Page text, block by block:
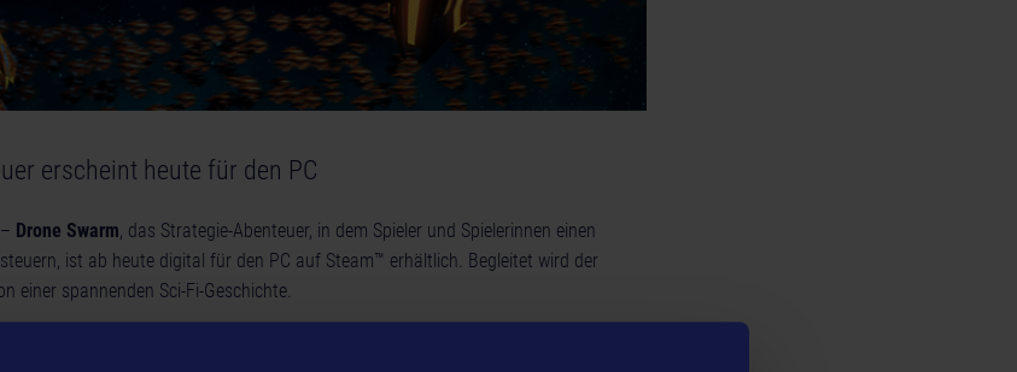
erscheint heute für den PC
– Drone Swarm, das Strategie-Abenteuer, in dem Spieler und Spielerinnen einen
ist ab heute digital für den PC auf Steam™ erhältlich. Begleitet wird der
einer spannenden Sci-Fi-Geschichte.